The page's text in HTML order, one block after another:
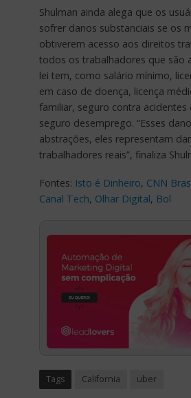
Shulman ainda alega que os
sofrer danos substanciais se os
obtiverem acesso aos direitos
todos os trabalhadores que são
lei tem, como salário mínimo,
em caso de doença, licença
familiar, seguro contra acidentes
seguro desemprego. “Esses
abstrações, eles representam
trabalhadores reais”, finaliza
Fontes: Isto é Dinheiro, CNN
Canal Tech, Olhar Digital, Bol
Tags California uber